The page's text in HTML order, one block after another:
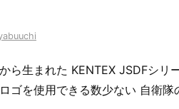
ら生まれた KENTEX JSDFシリー
ゴを使用できる数少ない 自衛隊